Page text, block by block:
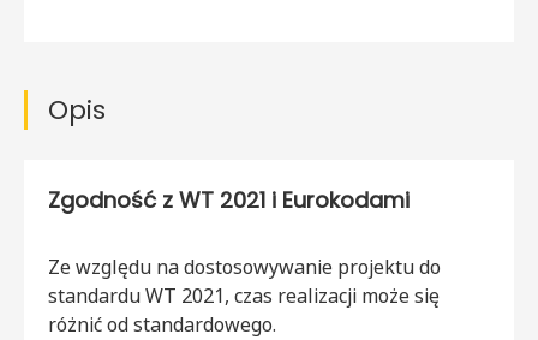
Opis
Zgodność z WT 2021 i Eurokodami
Ze względu na dostosowywanie projektu do
standardu WT 2021, czas realizacji może się
różnić od standardowego.